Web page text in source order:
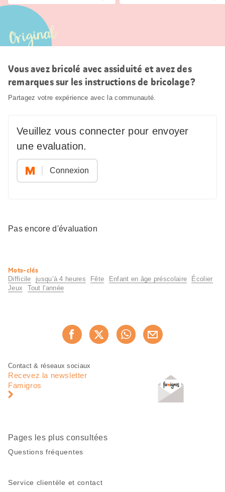
Original
Vous avez bricolé avec assiduité et avez des
remarques sur les instructions de bricolage?
Partagez votre expérience avec la communauté.
Veuillez vous connecter pour envoyer
une evaluation.
Connexion
Pas encore d'évaluation
Informations
utiles
Mots-clés
Difficile jusqu’à 4 heures Fête Enfant en âge préscolaire
Écolier
Jeux
Tout l'année
Recommander maintenant
Pied
page
Navigation
pied
Contact & réseaux sociaux
Recevez la newsletter
Famigros
Pages les plus consultées
Questions fréquentes
Service clientèle et contact